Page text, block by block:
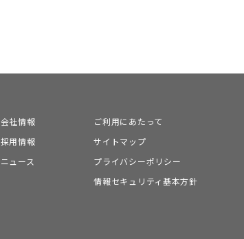
会社情報
採用情報
ニュース
ご利用にあたって
サイトマップ
プライバシーポリシー
情報セキュリティ基本方針